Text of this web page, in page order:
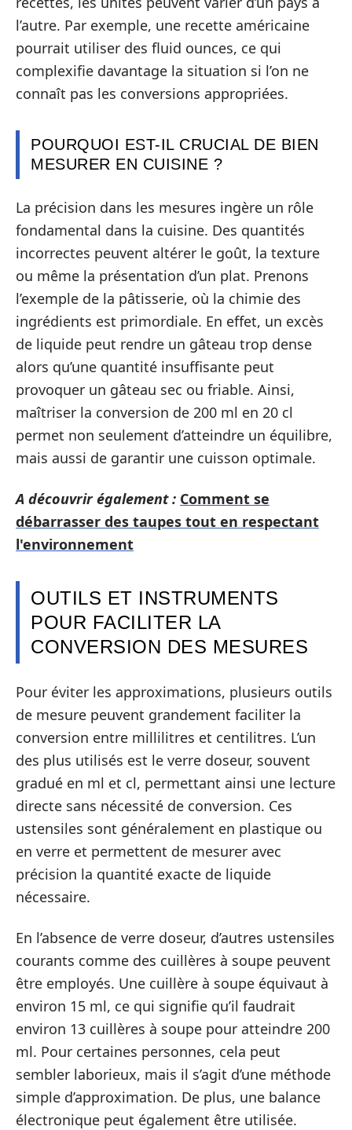
l’autre. Par exemple, une recette américaine
pourrait utiliser des fluid ounces, ce qui
complexifie davantage la situation si l’on ne
connaît pas les conversions appropriées.
POURQUOI EST-IL CRUCIAL DE BIEN
MESURER EN CUISINE ?
La précision dans les mesures ingère un rôle
fondamental dans la cuisine. Des quantités
incorrectes peuvent altérer le goût, la texture
ou même la présentation d’un plat. Prenons
l’exemple de la pâtisserie, où la chimie des
ingrédients est primordiale. En effet, un excès
de liquide peut rendre un gâteau trop dense
alors qu’une quantité insuffisante peut
provoquer un gâteau sec ou friable. Ainsi,
maîtriser la conversion de 200 ml en 20 cl
permet non seulement d’atteindre un équilibre,
mais aussi de garantir une cuisson optimale.
A découvrir également : Comment se
débarrasser des taupes tout en respectant
l'environnement
OUTILS ET INSTRUMENTS
POUR FACILITER LA
CONVERSION DES MESURES
Pour éviter les approximations, plusieurs outils
de mesure peuvent grandement faciliter la
conversion entre millilitres et centilitres. L’un
des plus utilisés est le verre doseur, souvent
gradué en ml et cl, permettant ainsi une lecture
directe sans nécessité de conversion. Ces
ustensiles sont généralement en plastique ou
en verre et permettent de mesurer avec
précision la quantité exacte de liquide
nécessaire.
En l’absence de verre doseur, d’autres ustensiles
courants comme des cuillères à soupe peuvent
être employés. Une cuillère à soupe équivaut à
environ 15 ml, ce qui signifie qu’il faudrait
environ 13 cuillères à soupe pour atteindre 200
ml. Pour certaines personnes, cela peut
sembler laborieux, mais il s’agit d’une méthode
simple d’approximation. De plus, une balance
électronique peut également être utilisée.